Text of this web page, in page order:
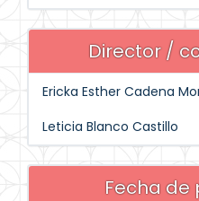
Director /
Ericka Esther Cadena
Leticia Blanco Castillo
Fecha de